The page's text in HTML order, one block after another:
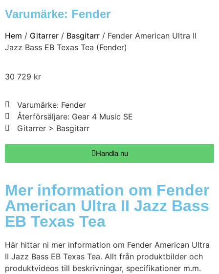
Varumärke: Fender
Hem / Gitarrer / Basgitarr / Fender American Ultra II
Jazz Bass EB Texas Tea (Fender)
30 729 kr
Varumärke: Fender
Återförsäljare: Gear 4 Music SE
Gitarrer > Basgitarr
Handla nu
Mer information om Fender
American Ultra II Jazz Bass
EB Texas Tea
Här hittar ni mer information om Fender American Ultra
II Jazz Bass EB Texas Tea. Allt från produktbilder och
produktvideos till beskrivningar, specifikationer m.m.